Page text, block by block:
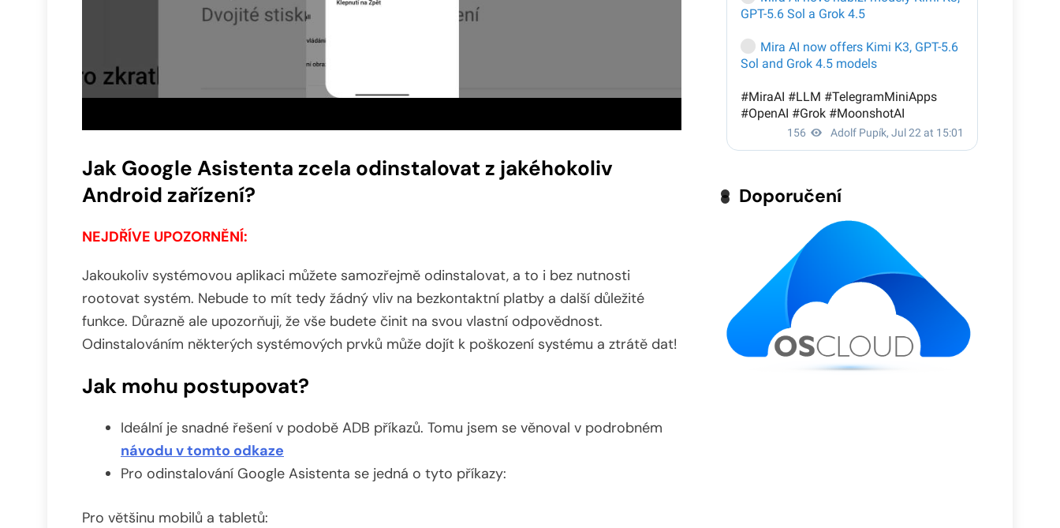
Jak Google Asistenta zcela odinstalovat z jakéhokoliv
Android zařízení?
NEJDŘÍVE UPOZORNĚNÍ:
Jakoukoliv systémovou aplikaci můžete samozřejmě odinstalovat, a to i bez nutnosti
rootovat systém. Nebude to mít tedy žádný vliv na bezkontaktní platby a další důležité
funkce. Důrazně ale upozorňuji, že vše budete činit na svou vlastní odpovědnost.
Odinstalováním některých systémových prvků může dojít k poškození systému a ztrátě dat!
Jak mohu postupovat?
Ideální je snadné řešení v podobě ADB příkazů. Tomu jsem se věnoval v podrobném
návodu v tomto odkaze
Pro odinstalování Google Asistenta se jedná o tyto příkazy:
Pro většinu mobilů a tabletů:
Doporučení